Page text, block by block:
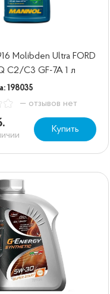
Molibden Ultra FORD
C2/C3 GF-7A 1 л
198035
— отзывов нет
Купить